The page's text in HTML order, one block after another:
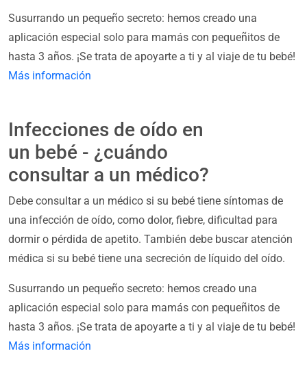
Susurrando un pequeño secreto: hemos creado una
aplicación especial solo para mamás con pequeñitos de
hasta 3 años. ¡Se trata de apoyarte a ti y al viaje de tu bebé!
Más información
Infecciones de oído en
un bebé - ¿cuándo
consultar a un médico?
Debe consultar a un médico si su bebé tiene síntomas de
una infección de oído, como dolor, fiebre, dificultad para
dormir o pérdida de apetito. También debe buscar atención
médica si su bebé tiene una secreción de líquido del oído.
Susurrando un pequeño secreto: hemos creado una
aplicación especial solo para mamás con pequeñitos de
hasta 3 años. ¡Se trata de apoyarte a ti y al viaje de tu bebé!
Más información